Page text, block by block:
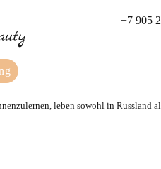
+7 905
leben sowohl in Russland